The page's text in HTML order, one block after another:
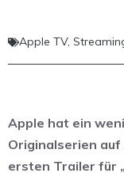
Apple TV,
Apple hat ein
Originalserien
ersten Trailer für